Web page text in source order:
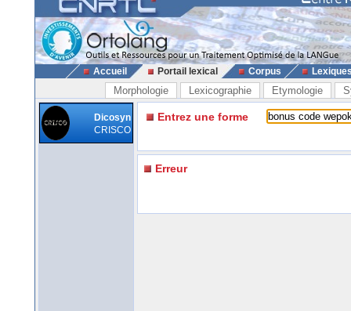
Accueil Portail lexical Corpus
Morphologie Lexicographie Etymologie
Dicosyn
CRISCO
Entrez une forme
Erreur